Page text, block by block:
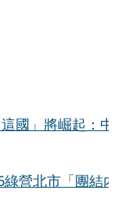
國」將崛起：中
營北市「團結